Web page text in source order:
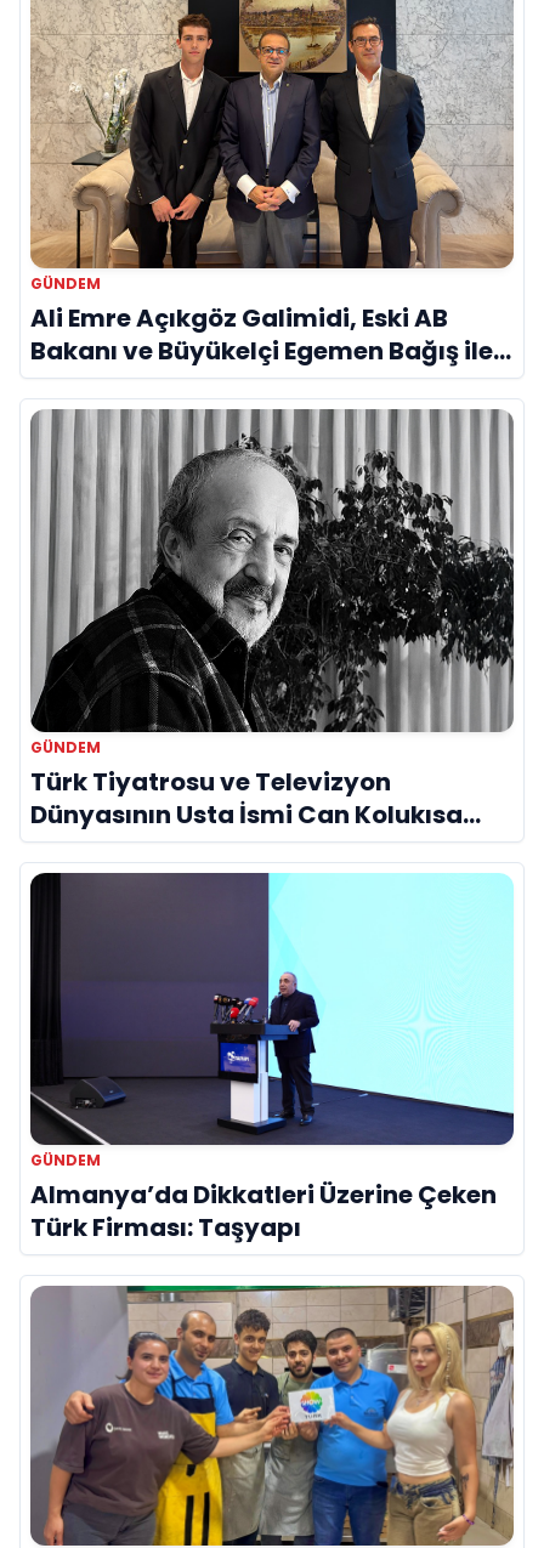
GÜNDEM
Ali Emre Açıkgöz Galimidi, Eski AB
Bakanı ve Büyükelçi Egemen Bağış ile
Bir Araya Geldi
GÜNDEM
Türk Tiyatrosu ve Televizyon
Dünyasının Usta İsmi Can Kolukısa
Hayatını Kaybetti
GÜNDEM
Almanya’da Dikkatleri Üzerine Çeken
Türk Firması: Taşyapı